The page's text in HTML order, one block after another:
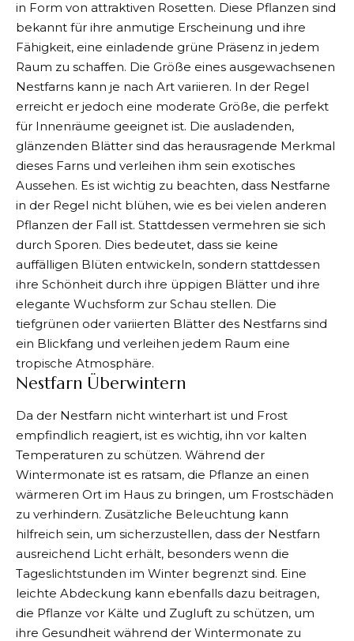
in Form von attraktiven Rosetten. Diese Pflanzen sind
bekannt für ihre anmutige Erscheinung und ihre
Fähigkeit, eine einladende grüne Präsenz in jedem
Raum zu schaffen. Die Größe eines ausgewachsenen
Nestfarns kann je nach Art variieren. In der Regel
erreicht er jedoch eine moderate Größe, die perfekt
für Innenräume geeignet ist. Die ausladenden,
glänzenden Blätter sind das herausragende Merkmal
dieses Farns und verleihen ihm sein exotisches
Aussehen. Es ist wichtig zu beachten, dass Nestfarne
in der Regel nicht blühen, wie es bei vielen anderen
Pflanzen der Fall ist. Stattdessen vermehren sie sich
durch Sporen. Dies bedeutet, dass sie keine
auffälligen Blüten entwickeln, sondern stattdessen
ihre Schönheit durch ihre üppigen Blätter und ihre
elegante Wuchsform zur Schau stellen. Die
tiefgrünen oder variierten Blätter des Nestfarns sind
ein Blickfang und verleihen jedem Raum eine
tropische Atmosphäre.
Nestfarn Überwintern
Da der Nestfarn nicht winterhart ist und Frost
empfindlich reagiert, ist es wichtig, ihn vor kalten
Temperaturen zu schützen. Während der
Wintermonate ist es ratsam, die Pflanze an einen
wärmeren Ort im Haus zu bringen, um Frostschäden
zu verhindern. Zusätzliche Beleuchtung kann
hilfreich sein, um sicherzustellen, dass der Nestfarn
ausreichend Licht erhält, besonders wenn die
Tageslichtstunden im Winter begrenzt sind. Eine
leichte Abdeckung kann ebenfalls dazu beitragen,
die Pflanze vor Kälte und Zugluft zu schützen, um
ihre Gesundheit während der Wintermonate zu